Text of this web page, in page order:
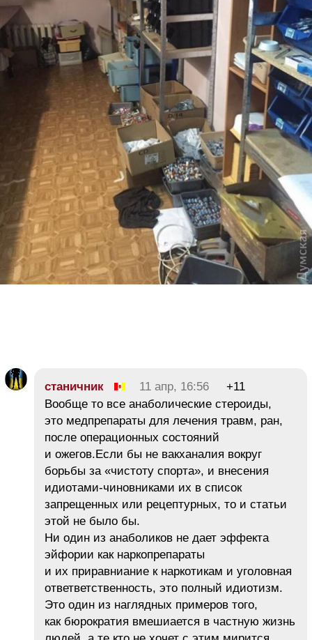
станичник 11 апр, 16:56
+11
Вообще то все анаболические стероиды,
это медпрепараты для лечения травм, ран,
после операционных состояний
и ожегов.Если бы не вакханалия вокруг
борьбы за «чистоту спорта», и внесения
идиотами-чиновниками их в список
запрещенных или рецептурных, то и статьи
этой не было бы.
Ни один из анаболиков не дает эффекта
эйфории как наркопрепараты
и их приравниание к наркотикам и уголовная
ответветственность, это полный идиотизм.
Это один из наглядных примеров того,
как бюрократия вмешиается в частную жизнь